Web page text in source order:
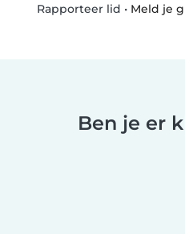
Rapporteer lid • Meld je
Ben je er